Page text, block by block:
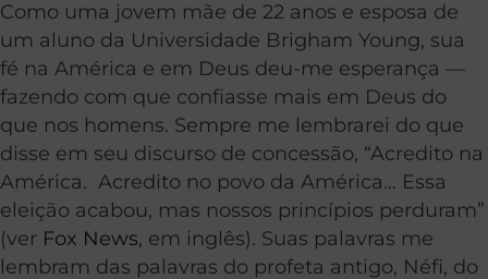
Como uma jovem mãe de 22 anos e esposa de
um aluno da Universidade Brigham Young, sua
fé na América e em Deus deu-me esperança —
fazendo com que confiasse mais em Deus do
que nos homens. Sempre me lembrarei do que
disse em seu discurso de concessão, “Acredito na
América. Acredito no povo da América… Essa
eleição acabou, mas nossos princípios perduram”
(ver Fox News, em inglês). Suas palavras me
lembram das palavras do profeta antigo, Néfi, do